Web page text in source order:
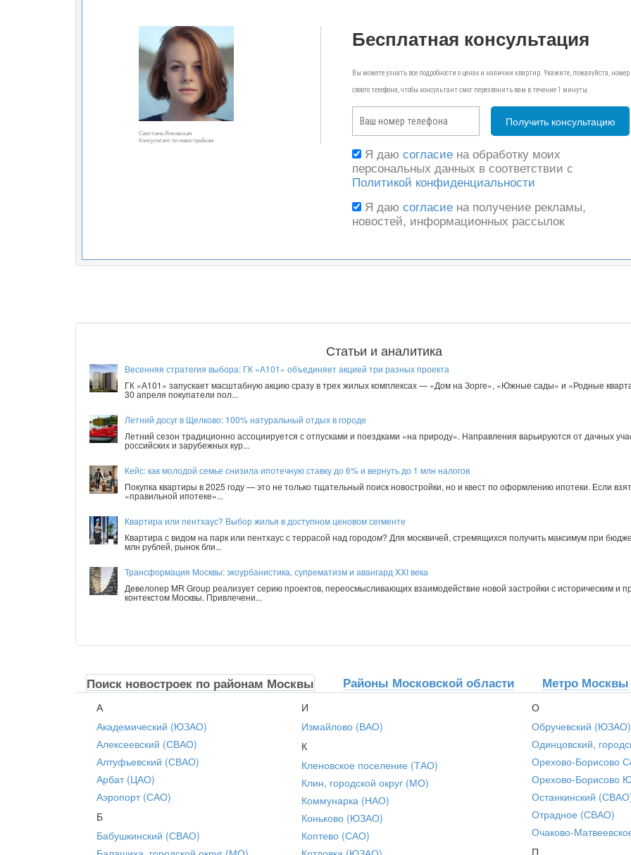
Светлана Янковская
Консультант по новостройкам
Бесплатная консультация
Вы можете узнать все подробности о ценах и наличии квартир. Укажите, пожалуйста, номер
своего телефона, чтобы консультант смог перезвонить вам в течение 1 минуты.
Я даю согласиена обработку моих
персональных данных в соответствии с
Политикой конфиденциальности
Я даю согласиена получение рекламы,
новостей, информационных рассылок
Статьи и аналитика
Весенняя стратегия выбора: ГК «А101» объединяет акцией три разных проекта
ГК «А101» запускает масштабную акцию сразу в трех жилых комплексах — «Дом на Зорге», «Южные сады» и «Родные
30 апреля покупатели пол...
Летний досуг в Щелково: 100% натуральный отдых в городе
Летний сезон традиционно ассоциируется с отпусками и поездками «на природу». Направления варьируются от дачных
российских и зарубежных кур...
Кейс: как молодой семье снизила ипотечную ставку до 6% и вернуть до 1 млн налогов
Покупка квартиры в 2025 году — это не только тщательный поиск новостройки, но и квест по оформлению ипотеки. Если
«правильной ипотеке»...
Квартира или пентхаус? Выбор жилья в доступном ценовом сегменте
Квартира с видом на парк или пентхаус с террасой над городом? Для москвичей, стремящихся получить максимум при
млн рублей, рынок бли...
Трансформация Москвы: экоурбанистика, супрематизм и авангард XXI века
Девелопер MR Group реализует серию проектов, переосмысливающих взаимодействие новой застройки с историческим и
контекстом Москвы. Привлечени...
Поиск новостроек по районам Москвы Районы Московской области Метро Москвы
А
Академический (ЮЗАО)
Алексеевский (СВАО)
Алтуфьевский (СВАО)
Арбат (ЦАО)
Аэропорт (САО)
Б
Бабушкинский (СВАО)
И
Измайлово (ВАО)
К
Кленовское поселение (ТАО)
Клин, городской округ (МО)
Коммунарка (НАО)
Коньково (ЮЗАО)
Коптево (САО)
О
Обручевский (ЮЗАО)
Одинцовский,
Орехово-Борисово
Орехово-Борисово
Останкинский
Отрадное (СВАО)
Очаково-
П